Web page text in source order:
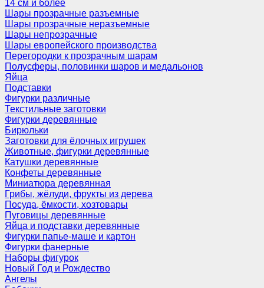
14 см и более
Шары прозрачные разъемные
Шары прозрачные неразъемные
Шары непрозрачные
Шары европейского производства
Перегородки к прозрачным шарам
Полусферы, половинки шаров и медальонов
Яйца
Подставки
Фигурки различные
Текстильные заготовки
Фигурки деревянные
Бирюльки
Заготовки для ёлочных игрушек
Животные, фигурки деревянные
Катушки деревянные
Конфеты деревянные
Миниатюра деревянная
Грибы, жёлуди, фрукты из дерева
Посуда, ёмкости, хозтовары
Пуговицы деревянные
Яйца и подставки деревянные
Фигурки папье-маше и картон
Фигурки фанерные
Наборы фигурок
Новый Год и Рождество
Ангелы